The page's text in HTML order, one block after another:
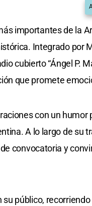
importantes de la
Integrado por
cubierto “Ángel P.
que promete
con un humor
A lo largo de su
convocatoria y
público,